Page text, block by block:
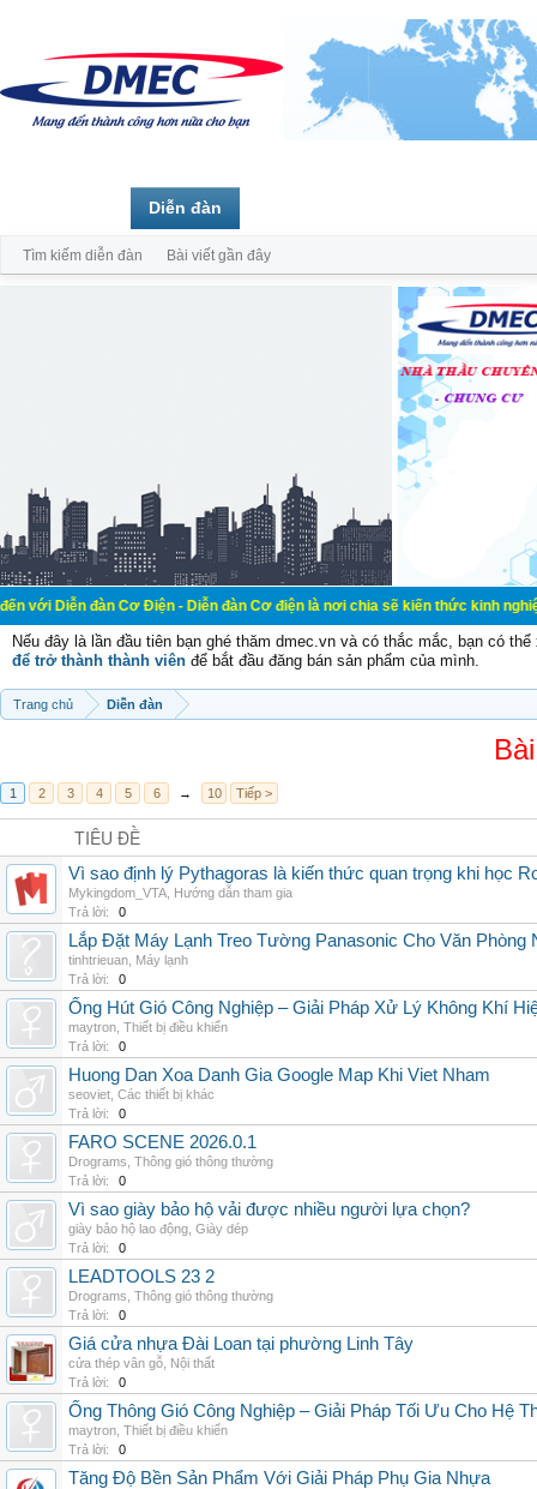
đàn Cơ Điện - Diễn đàn Cơ điện là nơi chia sẽ kiến thức kinh nghiệm trong
Nếu đây là lần đầu tiên bạn ghé thăm dmec.vn và có thắc mắc, bạn có
để trở thành thành viên để bắt đầu đăng bán sản phẩm của mình.
Trang chủ Diễn đàn
1 2 3 4 5 6 → 10 Tiếp >
TIÊU ĐỀ
Vì sao định lý Pythagoras là kiến thức quan trọng khi học
Mykingdom_VTA Hướng dẫn tham gia
Trả lời:
0
Lắp Đặt Máy Lạnh Treo Tường Panasonic Cho Văn Phòng
tinhtrieuan Máy lạnh
Trả lời:
0
Ống Hút Gió Công Nghiệp – Giải Pháp Xử Lý Không Khí
maytron Thiết bị điều khiển
Trả lời:
0
Huong Dan Xoa Danh Gia Google Map Khi Viet Nham
seoviet Các thiết bị khác
Trả lời:
0
FARO SCENE 2026.0.1
Drograms Thông gió thông thường
Trả lời:
0
Vì sao giày bảo hộ vải được nhiều người lựa chọn?
giày bảo hộ lao động Giày dép
Trả lời:
0
LEADTOOLS 23 2
Drograms Thông gió thông thường
Trả lời:
0
Giá cửa nhựa Đài Loan tại phường Linh Tây
cửa thép vân gỗ Nội thất
Trả lời:
0
Ống Thông Gió Công Nghiệp – Giải Pháp Tối Ưu Cho Hệ
maytron Thiết bị điều khiển
Trả lời:
0
Tăng Độ Bền Sản Phẩm Với Giải Pháp Phụ Gia Nhựa
Diễn đàn
Tìm kiếm diễn đàn Bài viết gần đây